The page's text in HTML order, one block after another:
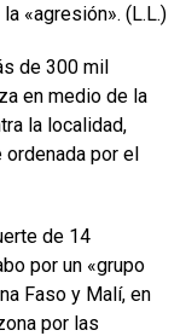
«agresión». (L.L.)
de 300 mil
en medio de la
la localidad,
por el
de 14
por un «grupo
Faso y Malí, en
por las